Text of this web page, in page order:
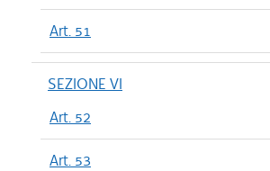
Art. 51
SEZIONE VI
Art. 52
Art. 53